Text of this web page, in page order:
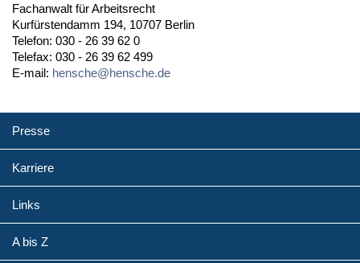
Fachanwalt für Arbeitsrecht
Kurfürstendamm 194, 10707 Berlin
Telefon: 030 - 26 39 62 0
Telefax: 030 - 26 39 62 499
E-mail: hensche@hensche.de
Presse
Karriere
Links
A bis Z